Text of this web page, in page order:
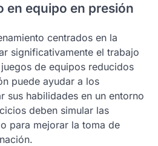
en equipo en presión
centrados en la
significativamente el trabajo
de equipos reducidos
puede ayudar a los
sus habilidades en un entorno
deben simular las
para mejorar la toma de